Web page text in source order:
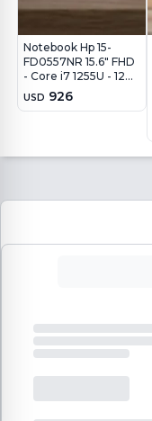
Notebook Hp 15-
FD0557NR 15.6" FHD
- Core i7 1255U - 12Gb
- 512Gb - Win11
USD 926